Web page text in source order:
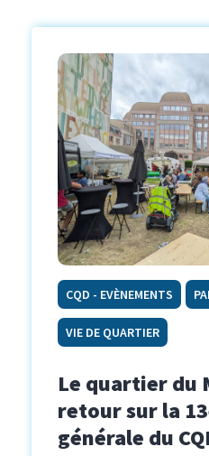
CQD - EVÈNEMENTS
VIE DE QUARTIER
Le quartier du
retour sur la
générale du